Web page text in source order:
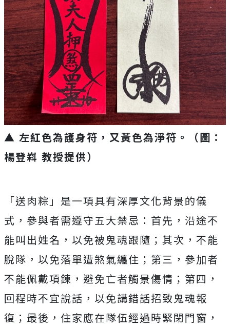
▲ 左紅色為護身符，又黃色為淨符。（圖：
楊登嵙 教授提供）
「送肉粽」是一項具有深厚文化背景的儀
式，參與者需遵守五大禁忌：首先，沿途不
能叫出姓名，以免被鬼魂跟隨；其次，不能
脫隊，以免落單遭煞氣纏住；第三，參加者
不能佩戴項鍊，避免亡者觸景傷情；第四，
回程時不宜說話，以免講錯話招致鬼魂報
復；最後，住家應在隊伍經過時緊閉門窗，